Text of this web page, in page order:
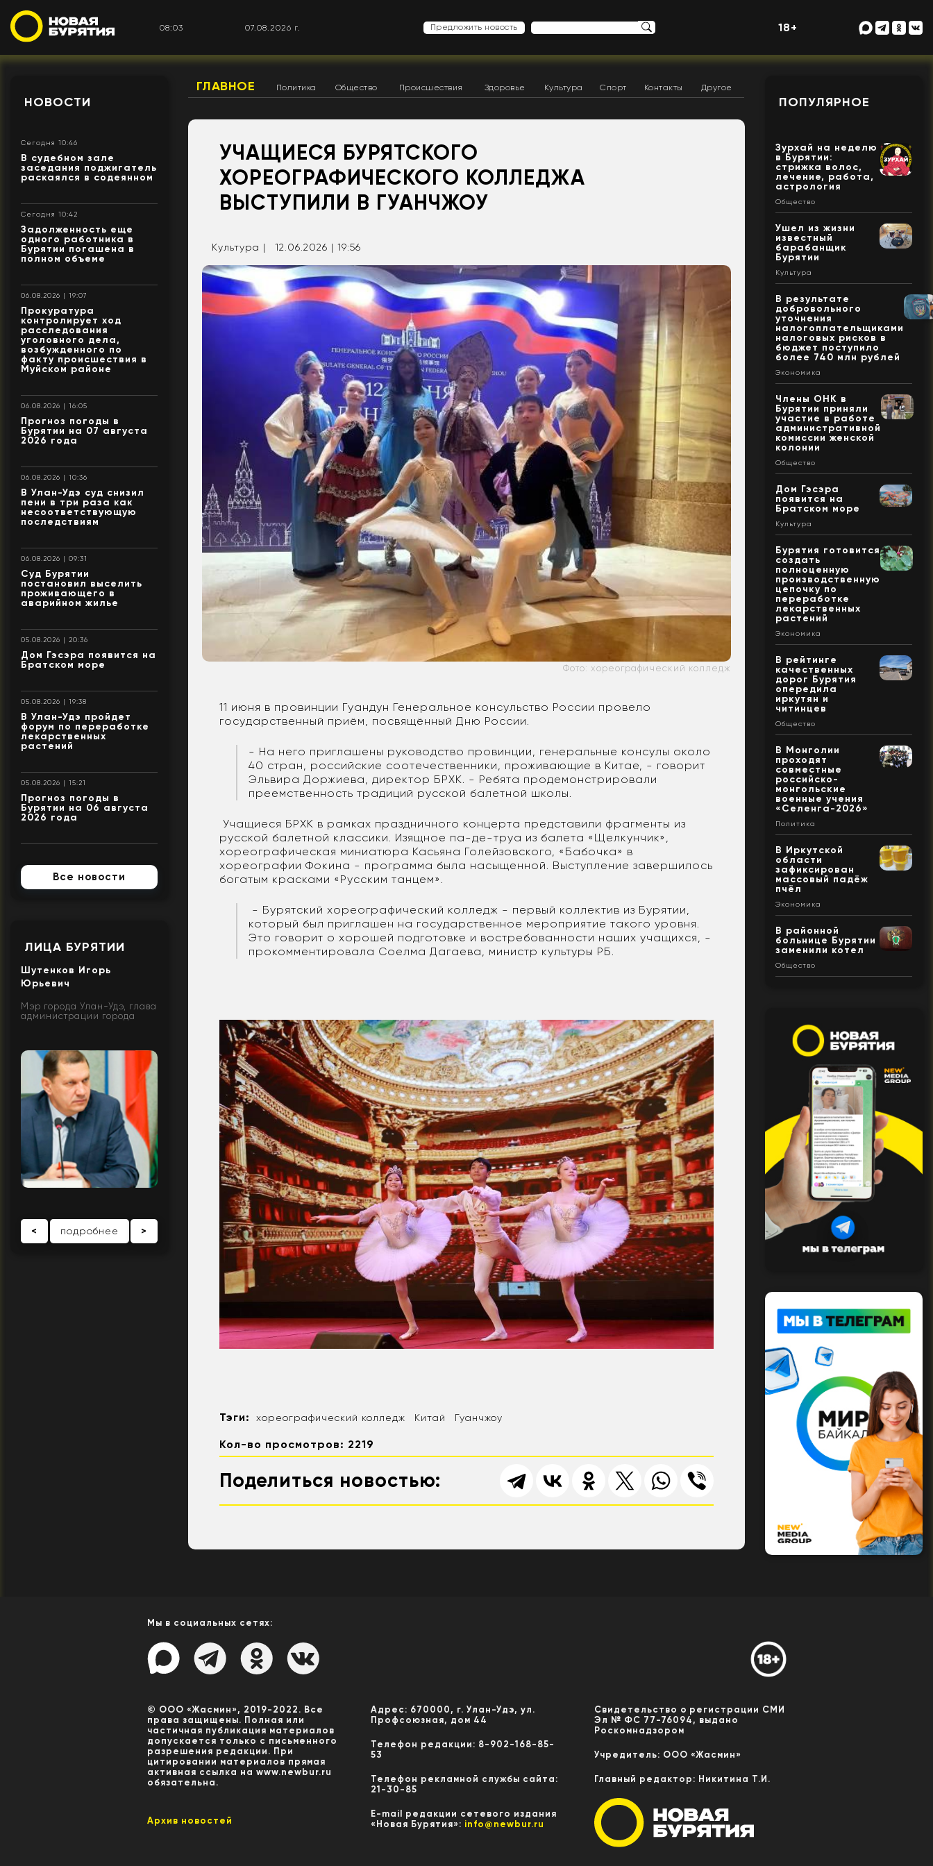
08:04 07.08.2026 г. Предложить новость 18+
НОВОСТИ
Сегодня 10:46
В судебном зале
заседания поджигатель
раскаялся в содеянном
Сегодня 10:42
Задолженность еще
одного работника в
Бурятии погашена в
полном объеме
06.08.2026 | 19:07
Прокуратура
контролирует ход
расследования
уголовного дела,
возбужденного по
факту происшествия в
Муйском районе
06.08.2026 | 16:05
Прогноз погоды в
Бурятии на 07 августа
2026 года
06.08.2026 | 10:36
В Улан-Удэ суд снизил
пени в три раза как
несоответствующую
последствиям
06.08.2026 | 09:31
Суд Бурятии
постановил выселить
проживающего в
аварийном жилье
05.08.2026 | 20:36
Дом Гэсэра появится на
Братском море
05.08.2026 | 19:38
В Улан-Удэ пройдет
форум по переработке
лекарственных
растений
05.08.2026 | 15:21
Прогноз погоды в
Бурятии на 06 августа
2026 года
Все новости
ЛИЦА БУРЯТИИ
Шутенков Игорь
Юрьевич
Мэр города Улан-Удэ, глава
администрации города
< подробнее >
ГЛАВНОЕ Политика Общество Происшествия Здоровье Культура Спорт Контакты Другое
УЧАЩИЕСЯ БУРЯТСКОГО
ХОРЕОГРАФИЧЕСКОГО КОЛЛЕДЖА
ВЫСТУПИЛИ В ГУАНЧЖОУ
Культура | 12.06.2026 | 19:56
Фото: хореографический колледж
11 июня в провинции Гуандун Генеральное консульство России провело
государственный приём, посвящённый Дню России.
- На него приглашены руководство провинции, генеральные консулы около
40 стран, российские соотечественники, проживающие в Китае, - говорит
Эльвира Доржиева, директор БРХК. - Ребята продемонстрировали
преемственность традиций русской балетной школы.
Учащиеся БРХК в рамках праздничного концерта представили фрагменты из
русской балетной классики. Изящное па-де-труа из балета «Щелкунчик»,
хореографическая миниатюра Касьяна Голейзовского, «Бабочка» в
хореографии Фокина - программа была насыщенной. Выступление завершилось
богатым красками «Русским танцем».
- Бурятский хореографический колледж - первый коллектив из Бурятии,
который был приглашен на государственное мероприятие такого уровня.
Это говорит о хорошей подготовке и востребованности наших учащихся, -
прокомментировала Соелма Дагаева, министр культуры РБ.
Тэги: хореографический колледж Китай Гуанчжоу
Кол-во просмотров: 2219
Поделиться новостью:
ПОПУЛЯРНОЕ
Зурхай на неделю
в Бурятии:
стрижка волос,
лечение, работа,
астрология
Общество
Ушел из жизни
известный
барабанщик
Бурятии
Культура
В результате
добровольного
уточнения
налогоплательщиками
налоговых рисков в
бюджет поступило
более 740 млн рублей
Экономика
Члены ОНК в
Бурятии приняли
участие в работе
административной
комиссии женской
колонии
Общество
Дом Гэсэра
появится на
Братском море
Культура
Бурятия готовится
создать
полноценную
производственную
цепочку по
переработке
лекарственных
растений
Экономика
В рейтинге
качественных
дорог Бурятия
опередила
иркутян и
читинцев
Общество
В Монголии
проходят
совместные
российско-
монгольские
военные учения
«Селенга-2026»
Политика
В Иркутской
области
зафиксирован
массовый падёж
пчёл
Экономика
В районной
больнице Бурятии
заменили котел
Общество
Мы в социальных сетях:
© ООО «Жасмин», 2019-2022. Все
права защищены. Полная или
частичная публикация материалов
допускается только с письменного
разрешения редакции. При
цитировании материалов прямая
активная ссылка на www.newbur.ru
обязательна.
Архив новостей
Адрес: 670000, г. Улан-Удэ, ул.
Профсоюзная, дом 44
Телефон редакции: 8-902-168-85-
53
Телефон рекламной службы сайта:
21-30-85
E-mail редакции сетевого издания
«Новая Бурятия»: info@newbur.ru
Свидетельство о регистрации СМИ
Эл № ФС 77-76094, выдано
Роскомнадзором
Учредитель: ООО «Жасмин»
Главный редактор: Никитина Т.И.